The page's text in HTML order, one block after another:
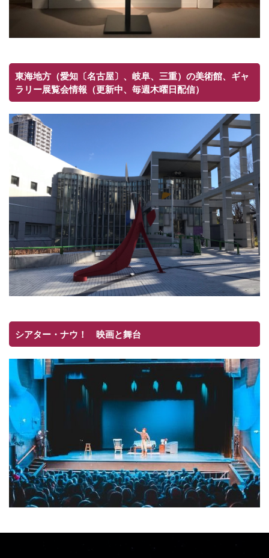
東海地方（愛知〔名古屋〕、岐阜、三重）の美術館、ギャ
ラリー展覧会情報（更新中、毎週木曜日配信）
シアター・ナウ！ 映画と舞台